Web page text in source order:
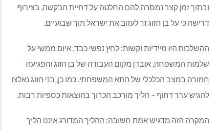
ובתוך זמן קצר נמסרה להם החלטה על דחיית הבקשה, בצירוף
דרישה כי על בן הזוג זר לעזוב את ישראל תוך שבועיים.
ההשלכות היו מיידיות וקשות: לחץ נפשי כבד, איום ממשי על
שלמות המשפחה, אובדן מקום העבודה של בן הזוג והפגיעה
חמורה במצב הכלכלי של התא המשפחתי. כמו כן, בני הזוג נאלצו
להגיש ערר דחוף – הליך מורכב הכרוך בהוצאות כספיות רבות.
המקרה הזה מדגיש אמת חשובה: ההליך המדורג איננו הליך